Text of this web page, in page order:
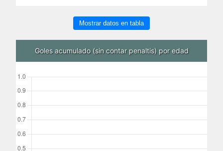
Mostrar datos en tabla
Goles acumulado (sin contar penaltis) por edad